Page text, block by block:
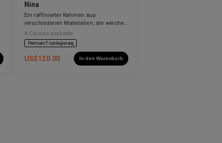
Nina
Ein raffinierter Rahmen aus
verschiedenen Materialien, der weiche
Kurven mit klaren Linien ausbalanciert.
4 Colours available
Premium-Titanlegierung
US$120.00 In den Warenkorb